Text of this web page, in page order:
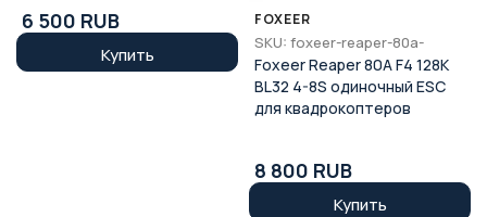
6 500 RUB
Купить
FOXEER
SKU: foxeer-reaper-80a-
Foxeer Reaper 80A F4 128K
BL32 4-8S одиночный ESC
для квадрокоптеров
8 800 RUB
Купить